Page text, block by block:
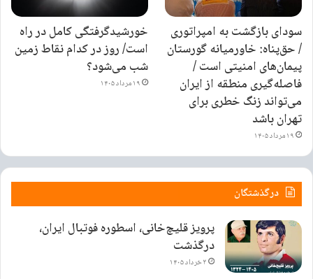
سودای بازگشت به امپراتوری
/ حق‌پناه: خاورمیانه گورستان
پیمان‌های امنیتی است /
فاصله‌گیری منطقه از ایران
می‌تواند زنگ خطری برای
تهران باشد
۱۹ مرداد ۱۴۰۵
خورشیدگرفتگی کامل در راه
است/ روز در کدام نقاط زمین
شب می‌شود؟
۱۹ مرداد ۱۴۰۵
درگذشتگان
پرویز قلیچ‌خانی، اسطوره فوتبال ایران،
درگذشت
۳ خرداد ۱۴۰۵